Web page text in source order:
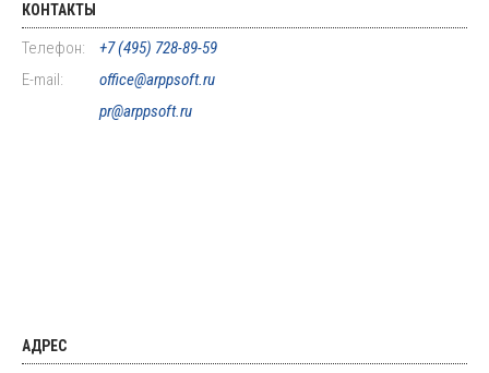
КОНТАКТЫ
Телефон:
+7 (495) 728-89-59
E-mail:
office@arppsoft.ru
pr@arppsoft.ru
АДРЕС